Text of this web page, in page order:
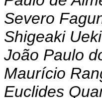
Severo
Shigeaki Ueki
João Paulo
Maurício
Euclides